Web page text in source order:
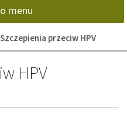
menu
Szczepienia przeciw HPV
HPV